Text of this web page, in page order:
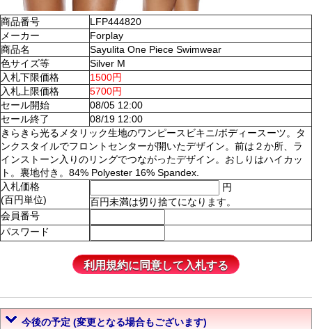
商品番号
LFP444820
メーカー
Forplay
商品名
Sayulita One Piece Swimwear
色サイズ等
Silver M
入札下限価格
1500円
入札上限価格
5700円
セール開始
08/05 12:00
セール終了
08/19 12:00
きらきら光るメタリック生地のワンピースビキニ/ボディースーツ。タ
ンクスタイルでフロントセンターが開いたデザイン。前は２か所、ラ
インストーン入りのリングでつながったデザイン。おしりはハイカッ
ト。裏地付き。84% Polyester 16% Spandex.
入札価格
(百円単位)
円
百円未満は切り捨てになります。
会員番号
パスワード
今後の予定 (変更となる場合もございます)